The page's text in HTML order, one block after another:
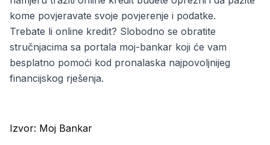
kome povjeravate svoje povjerenje i podatke.
Trebate li online kredit? Slobodno se obratite
stručnjacima sa portala moj-bankar koji će vam
besplatno pomoći kod pronalaska najpovoljnijeg
financijskog rješenja.
Izvor: Moj Bankar